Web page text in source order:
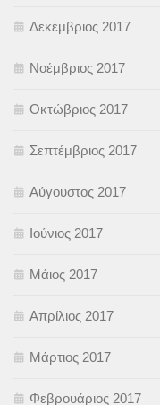
Δεκέμβριος 2017
Νοέμβριος 2017
Οκτώβριος 2017
Σεπτέμβριος 2017
Αύγουστος 2017
Ιούνιος 2017
Μάιος 2017
Απρίλιος 2017
Μάρτιος 2017
Φεβρουάριος 2017